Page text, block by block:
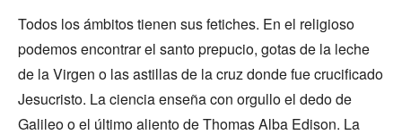
Todos los ámbitos tienen sus fetiches. En el religioso
podemos encontrar el santo prepucio, gotas de la leche
de la Virgen o las astillas de la cruz donde fue crucificado
Jesucristo. La ciencia enseña con orgullo el dedo de
Galileo o el último aliento de Thomas Alba Edison. La